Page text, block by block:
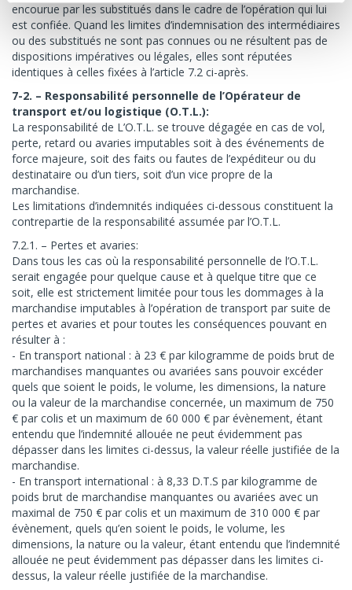
encourue par les substitués dans le cadre de l’opération qui lui
est confiée. Quand les limites d’indemnisation des intermédiaires
ou des substitués ne sont pas connues ou ne résultent pas de
dispositions impératives ou légales, elles sont réputées
identiques à celles fixées à l’article 7.2 ci-après.
7-2. – Responsabilité personnelle de l’Opérateur de
transport et/ou logistique (O.T.L.):
La responsabilité de L’O.T.L. se trouve dégagée en cas de vol,
perte, retard ou avaries imputables soit à des événements de
force majeure, soit des faits ou fautes de l’expéditeur ou du
destinataire ou d’un tiers, soit d’un vice propre de la
marchandise.
Les limitations d’indemnités indiquées ci-dessous constituent la
contrepartie de la responsabilité assumée par l’O.T.L.
7.2.1. – Pertes et avaries:
Dans tous les cas où la responsabilité personnelle de l’O.T.L.
serait engagée pour quelque cause et à quelque titre que ce
soit, elle est strictement limitée pour tous les dommages à la
marchandise imputables à l’opération de transport par suite de
pertes et avaries et pour toutes les conséquences pouvant en
résulter à :
- En transport national : à 23 € par kilogramme de poids brut de
marchandises manquantes ou avariées sans pouvoir excéder
quels que soient le poids, le volume, les dimensions, la nature
ou la valeur de la marchandise concernée, un maximum de 750
€ par colis et un maximum de 60 000 € par évènement, étant
entendu que l’indemnité allouée ne peut évidemment pas
dépasser dans les limites ci-dessus, la valeur réelle justifiée de la
marchandise.
- En transport international : à 8,33 D.T.S par kilogramme de
poids brut de marchandise manquantes ou avariées avec un
maximal de 750 € par colis et un maximum de 310 000 € par
évènement, quels qu’en soient le poids, le volume, les
dimensions, la nature ou la valeur, étant entendu que l’indemnité
allouée ne peut évidemment pas dépasser dans les limites ci-
dessus, la valeur réelle justifiée de la marchandise.